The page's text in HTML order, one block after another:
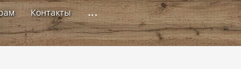
Контакты ...